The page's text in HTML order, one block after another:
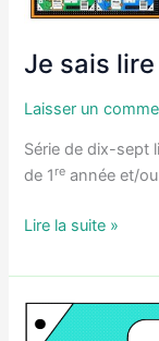
Je sais
Laisser un
Série de dix-sept
de 1 re année et/
Je
lire
–
Ensemble
Lire la suite »